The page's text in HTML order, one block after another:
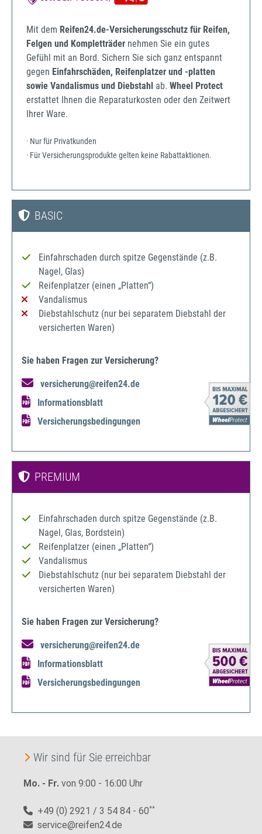
Mit dem Reifen24.de-Versicherungsschutz für Reifen,
Felgen und Kompletträder nehmen Sie ein gutes
Gefühl mit an Bord. Sichern Sie sich ganz entspannt
gegen Einfahrschäden, Reifenplatzer und -platten
sowie Vandalismus und Diebstahl ab. Wheel Protect
erstattet Ihnen die Reparaturkosten oder den Zeitwert
Ihrer Ware.
· Nur für Privatkunden
· Für Versicherungsprodukte gelten keine Rabattaktionen.
BASIC
Einfahrschaden durch spitze Gegenstände (z.B.
Nagel, Glas)
Reifenplatzer (einen „Platten“)
Vandalismus
Diebstahlschutz (nur bei separatem Diebstahl der
versicherten Waren)
Sie haben Fragen zur Versicherung?
versicherung@reifen24.de
Informationsblatt
Versicherungsbedingungen
PREMIUM
Einfahrschaden durch spitze Gegenstände (z.B.
Nagel, Glas, Bordstein)
Reifenplatzer (einen „Platten“)
Vandalismus
Diebstahlschutz (nur bei separatem Diebstahl der
versicherten Waren)
Sie haben Fragen zur Versicherung?
versicherung@reifen24.de
Informationsblatt
Versicherungsbedingungen
Wir sind für Sie erreichbar
Mo. - Fr. von 9:00 - 16:00 Uhr
+49 (0) 2921 / 3 54 84 - 60**
service@reifen24.de